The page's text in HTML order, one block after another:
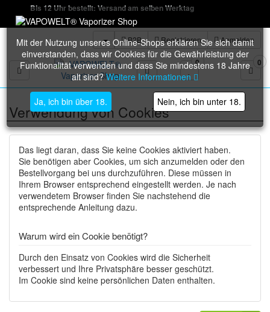
Bis 12 Uhr bestellt: Versand am selben Werktag
B2B Registrieren Anmelden
Toggle navigation
0 0
Mit der Nutzung unseres Online-Shops erklären Sie sich damit
einverstanden, dass wir Cookies für die Gewährleistung der
Funktionalität verwenden und dass Sie mindestens 18 Jahre
alt sind?Weitere Informationen
Ja, ich bin über 18. Nein, ich bin unter 18.
Verwendung von Cookies
Das liegt daran, dass Sie keine Cookies aktiviert haben.
Sie benötigen aber Cookies, um sich anzumelden oder den
Bestellvorgang bei uns durchzuführen. Diese müssen in
Ihrem Browser entsprechend eingestellt werden. Je nach
verwendetem Browser finden Sie nachstehend die
entsprechende Anleitung dazu.
Warum wird ein Cookie benötigt?
Durch den Einsatz von Cookies wird die Sicherheit
verbessert und Ihre Privatsphäre besser geschützt.
Im Cookie sind keine persönlichen Daten enthalten.